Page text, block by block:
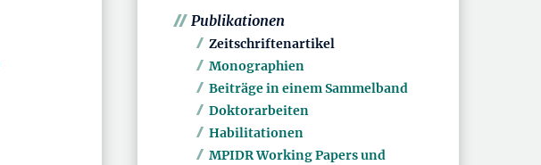
Publikationen
Zeitschriftenartikel
Monographien
Beiträge in einem Sammelband
Doktorarbeiten
Habilitationen
MPIDR Working Papers und